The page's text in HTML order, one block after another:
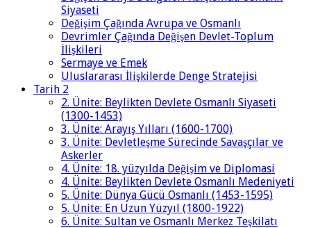
Siyaseti
Değişim Çağında Avrupa ve Osmanlı
Devrimler Çağında Değişen Devlet-Toplum
İlişkileri
Sermaye ve Emek
Uluslararası İlişkilerde Denge Stratejisi
Tarih 2
2. Ünite: Beylikten Devlete Osmanlı Siyaseti
(1300-1453)
3. Ünite: Arayış Yılları (1600-1700)
3. Ünite: Devletleşme Sürecinde Savaşçılar ve
Askerler
4. Ünite: 18. yüzyılda Değişim ve Diplomasi
4. Ünite: Beylikten Devlete Osmanlı Medeniyeti
5. Ünite: Dünya Gücü Osmanlı (1453-1595)
5. Ünite: En Uzun Yüzyıl (1800-1922)
6. Ünite: Sultan ve Osmanlı Merkez Teşkilatı